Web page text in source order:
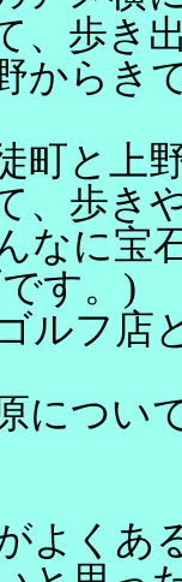
、歩き
からき
町と上
、歩き
なに宝
す。)
ルフ店
につい
よくあ